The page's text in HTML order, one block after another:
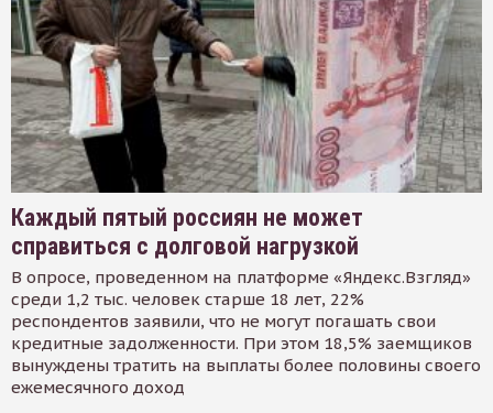
Каждый пятый россиян не может
справиться с долговой нагрузкой
В опросе, проведенном на платформе «Яндекс.Взгляд»
среди 1,2 тыс. человек старше 18 лет, 22%
респондентов заявили, что не могут погашать свои
кредитные задолженности. При этом 18,5% заемщиков
вынуждены тратить на выплаты более половины своего
ежемесячного доход